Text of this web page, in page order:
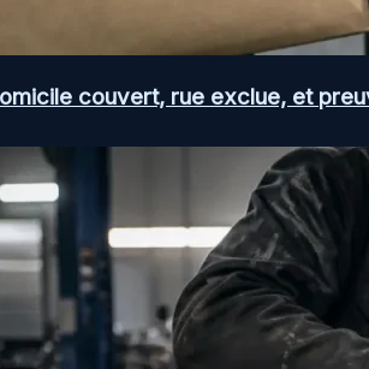
couvert, rue exclue, et